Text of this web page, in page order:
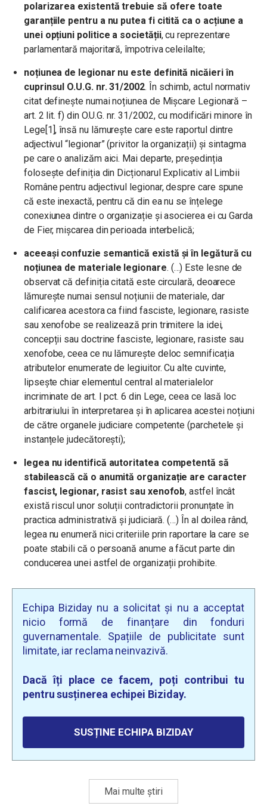
polarizarea existentă trebuie să ofere toate
garanțiile pentru a nu putea fi citită ca o acțiune a
unei opțiuni politice a societății, cu reprezentare
parlamentară majoritară, împotriva celeilalte;
noțiunea de legionar nu este definită nicăieri în
cuprinsul O.U.G. nr. 31/2002. În schimb, actul normativ
citat definește numai noțiunea de Mișcare Legionară –
art. 2 lit. f) din O.U.G. nr. 31/2002, cu modificări minore în
Lege[1], însă nu lămurește care este raportul dintre
adjectivul “legionar” (privitor la organizații) și sintagma
pe care o analizăm aici. Mai departe, președinția
folosește definiția din Dicționarul Explicativ al Limbii
Române pentru adjectivul legionar, despre care spune
că este inexactă, pentru că din ea nu se înțelege
conexiunea dintre o organizație și asocierea ei cu Garda
de Fier, mișcarea din perioada interbelică;
aceeași confuzie semantică există și în legătură cu
noțiunea de materiale legionare. (…) Este lesne de
observat că definiția citată este circulară, deoarece
lămurește numai sensul noțiunii de materiale, dar
calificarea acestora ca fiind fasciste, legionare, rasiste
sau xenofobe se realizează prin trimitere la idei,
concepții sau doctrine fasciste, legionare, rasiste sau
xenofobe, ceea ce nu lămurește deloc semnificația
atributelor enumerate de legiuitor. Cu alte cuvinte,
lipsește chiar elementul central al materialelor
incriminate de art. I pct. 6 din Lege, ceea ce lasă loc
arbitrariului în interpretarea și în aplicarea acestei noțiuni
de către organele judiciare competente (parchetele și
instanțele judecătorești);
legea nu identifică autoritatea competentă să
stabilească că o anumită organizație are caracter
fascist, legionar, rasist sau xenofob, astfel încât
există riscul unor soluții contradictorii pronunțate în
practica administrativă și judiciară. (…) În al doilea rând,
legea nu enumeră nici criteriile prin raportare la care se
poate stabili că o persoană anume a făcut parte din
conducerea unei astfel de organizații prohibite.
Echipa Biziday nu a solicitat și nu a acceptat
nicio formă de finanțare din fonduri
guvernamentale. Spațiile de publicitate sunt
limitate, iar reclama neinvazivă.
Dacă îți place ce facem, poți contribui tu
pentru susținerea echipei Biziday.
SUSȚINE ECHIPA BIZIDAY
Mai multe știri